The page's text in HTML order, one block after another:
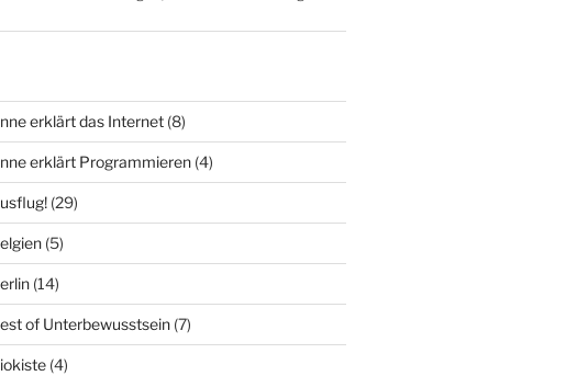
erklärt das Internet(8)
erklärt Programmieren(4)
(29)
(5)
(14)
of Unterbewusstsein(7)
(4)